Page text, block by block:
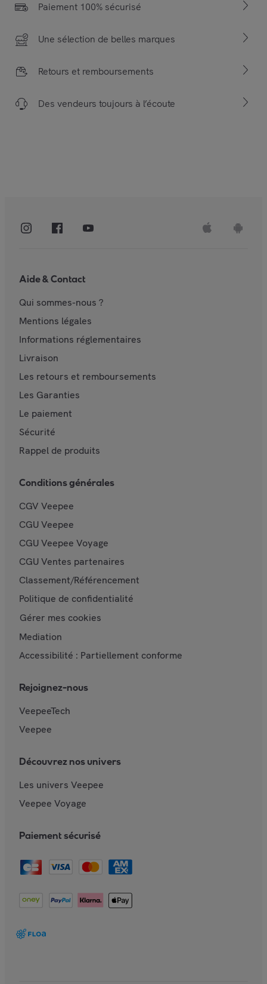
Paiement 100% sécurisé
Une sélection de belles marques
Retours et remboursements
Des vendeurs toujours à l’écoute
Aide & Contact
Qui sommes-nous ?
Mentions légales
Informations réglementaires
Livraison
Les retours et remboursements
Les Garanties
Le paiement
Sécurité
Rappel de produits
Conditions générales
CGV Veepee
CGU Veepee
CGU Veepee Voyage
CGU Ventes partenaires
Classement/Référencement
Politique de confidentialité
Gérer mes cookies
Mediation
Accessibilité : Partiellement conforme
Rejoignez-nous
VeepeeTech
Veepee
Découvrez nos univers
Les univers Veepee
Veepee Voyage
Paiement sécurisé